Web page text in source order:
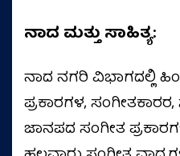
ನಾದ ಮತ್ತು ಸಾಹಿತ್ಯ:
ನಾದ ನಗರಿ ವಿಭಾಗದಲ್ಲಿ
ಪ್ರಕಾರಗಳ,
ಜಾನಪದ ಸಂಗೀತ